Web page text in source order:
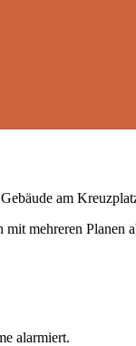
am
mehreren Planen
alarmiert.